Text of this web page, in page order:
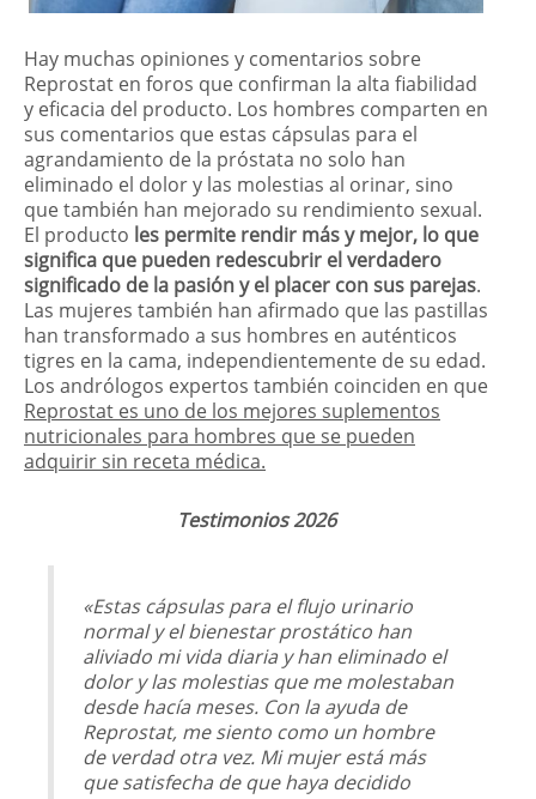
Hay muchas opiniones y comentarios sobre
Reprostat en foros que confirman la alta fiabilidad
y eficacia del producto. Los hombres comparten en
sus comentarios que estas cápsulas para el
agrandamiento de la próstata no solo han
eliminado el dolor y las molestias al orinar, sino
que también han mejorado su rendimiento sexual.
El producto les permite rendir más y mejor, lo que
significa que pueden redescubrir el verdadero
significado de la pasión y el placer con sus parejas.
Las mujeres también han afirmado que las pastillas
han transformado a sus hombres en auténticos
tigres en la cama, independientemente de su edad.
Los andrólogos expertos también coinciden en que
Reprostat es uno de los mejores suplementos
nutricionales para hombres que se pueden
adquirir sin receta médica.
Testimonios 2026
«Estas cápsulas para el flujo urinario
normal y el bienestar prostático han
aliviado mi vida diaria y han eliminado el
dolor y las molestias que me molestaban
desde hacía meses. Con la ayuda de
Reprostat, me siento como un hombre
de verdad otra vez. Mi mujer está más
que satisfecha de que haya decidido